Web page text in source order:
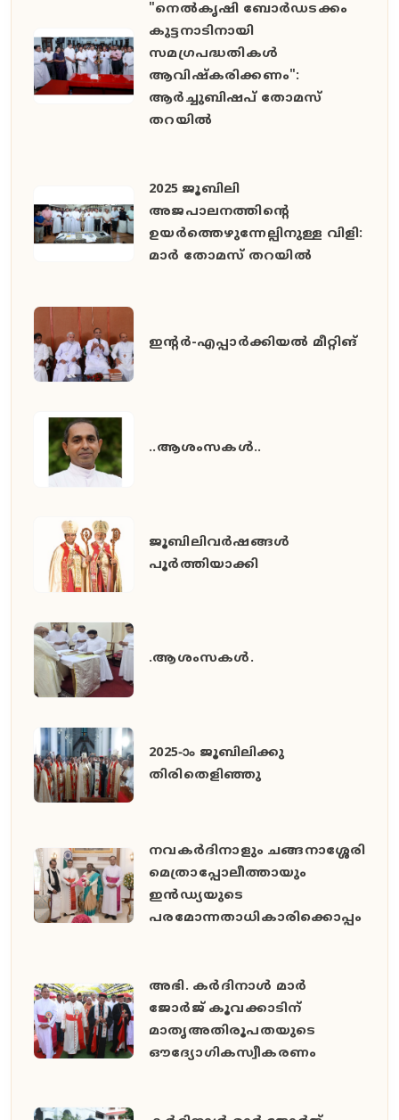
"നെൽകൃഷി ബോർഡടക്കം
കുട്ടനാടിനായി
സമഗ്രപദ്ധതികൾ
ആവിഷ്കരിക്കണം":
ആർച്ചുബിഷപ് തോമസ്
തറയിൽ
2025 ജൂബിലി
അജപാലനത്തിന്റെ
ഉയർത്തെഴുന്നേല്പിനുള്ള വിളി:
മാർ തോമസ് തറയിൽ
ഇൻ്റർ-എപ്പാർക്കിയൽ മീറ്റിങ്
..ആശംസകൾ..
ജൂബിലിവർഷങ്ങൾ
പൂർത്തിയാക്കി
.ആശംസകൾ.
2025-ാം ജൂബിലിക്കു
തിരിതെളിഞ്ഞു
നവകർദിനാളും ചങ്ങനാശ്ശേരി
മെത്രാപ്പോലീത്തായും
ഇൻഡ്യയുടെ
പരമോന്നതാധികാരിക്കൊപ്പം
അഭി. കർദിനാൾ മാർ
ജോർജ് കൂവക്കാടിന്
മാതൃഅതിരൂപതയുടെ
ഔദ്യോഗികസ്വീകരണം